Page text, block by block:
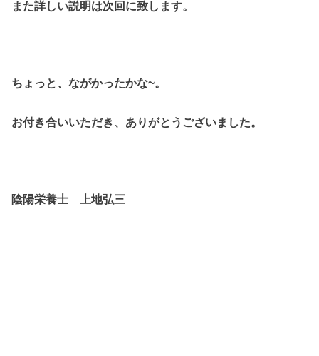
また詳しい説明は次回に致します。
ちょっと、ながかったかな~。
お付き合いいただき、ありがとうございました。
陰陽栄養士 上地弘三